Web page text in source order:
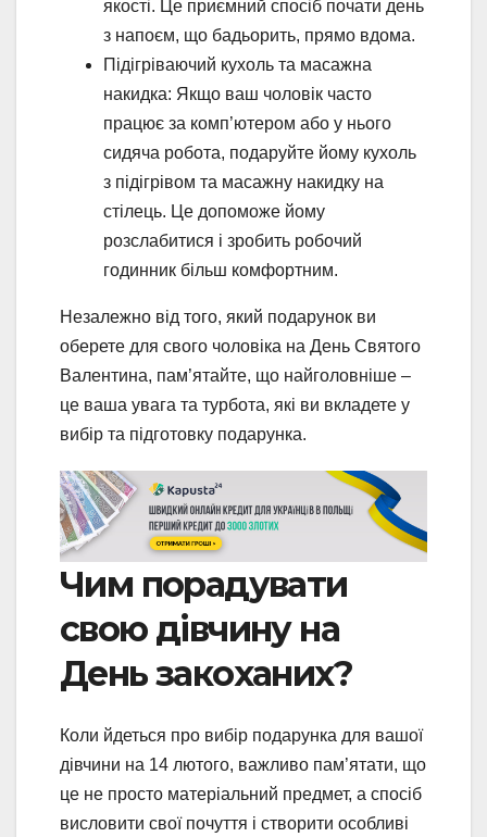
якості. Це приємний спосіб почати день
з напоєм, що бадьорить, прямо вдома.
Підігріваючий кухоль та масажна
накидка: Якщо ваш чоловік часто
працює за комп’ютером або у нього
сидяча робота, подаруйте йому кухоль
з підігрівом та масажну накидку на
стілець. Це допоможе йому
розслабитися і зробить робочий
годинник більш комфортним.
Незалежно від того, який подарунок ви
оберете для свого чоловіка на День Святого
Валентина, пам’ятайте, що найголовніше –
це ваша увага та турбота, які ви вкладете у
вибір та підготовку подарунка.
Чим порадувати
свою дівчину на
День закоханих?
Коли йдеться про вибір подарунка для вашої
дівчини на 14 лютого, важливо пам’ятати, що
це не просто матеріальний предмет, а спосіб
висловити свої почуття і створити особливі